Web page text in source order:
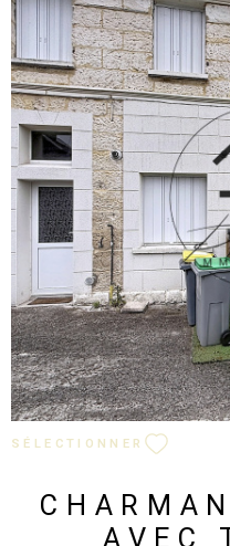
SÉLECTIONNER
AVEC